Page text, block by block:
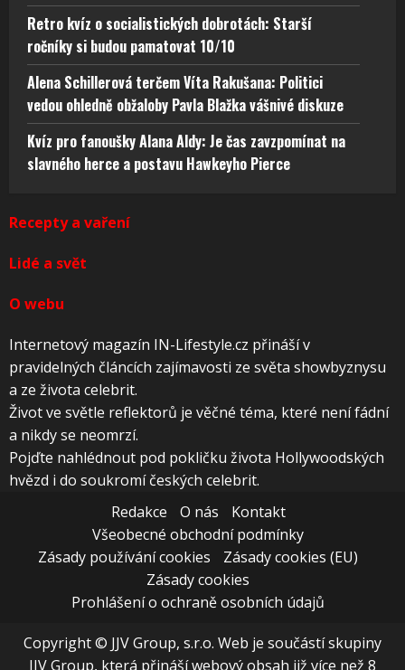
Retro kvíz o socialistických dobrotách: Starší
ročníky si budou pamatovat 10/10
Alena Schillerová terčem Víta Rakušana: Politici
vedou ohledně obžaloby Pavla Blažka vášnivé diskuze
Kvíz pro fanoušky Alana Aldy: Je čas zavzpomínat na
slavného herce a postavu Hawkeyho Pierce
Recepty a vaření
Lidé a svět
O webu
Internetový magazín IN-Lifestyle.cz přináší v
pravidelných článcích zajímavosti ze světa showbyznysu
a ze života celebrit.
Život ve světle reflektorů je věčné téma, které není fádní
a nikdy se neomrzí.
Pojďte nahlédnout pod pokličku života Hollywoodských
hvězd i do soukromí českých celebrit.
Redakce
O nás
Kontakt
Všeobecné obchodní podmínky
Zásady používání cookies
Zásady cookies (EU)
Zásady cookies
Prohlášení o ochraně osobních údajů
Copyright © JJV Group, s.r.o. Web je součástí skupiny
JJV Group, která přináší webový obsah již více než 8